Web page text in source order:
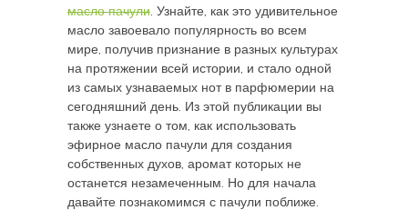
масло пачули . Узнайте, как это удивительное
масло завоевало популярность во всем
мире, получив признание в разных культурах
на протяжении всей истории, и стало одной
из самых узнаваемых нот в парфюмерии на
сегодняшний день. Из этой публикации вы
также узнаете о том, как использовать
эфирное масло пачули для создания
собственных духов, аромат которых не
останется незамеченным. Но для начала
давайте познакомимся с пачули поближе.